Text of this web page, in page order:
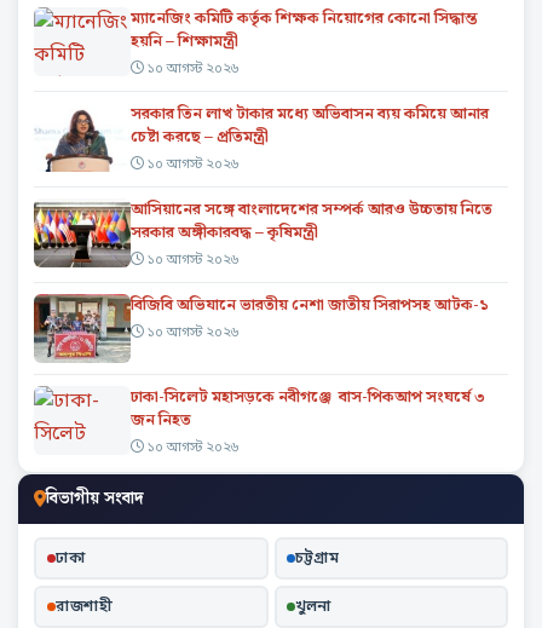
ম্যানেজিং কমিটি কর্তৃক শিক্ষক নিয়োগের কোনো সিদ্ধান্ত
হয়নি – শিক্ষামন্ত্রী
১০ আগস্ট ২০২৬
সরকার তিন লাখ টাকার মধ্যে অভিবাসন ব্যয় কমিয়ে আনার
চেষ্টা করছে – প্রতিমন্ত্রী
১০ আগস্ট ২০২৬
আসিয়ানের সঙ্গে বাংলাদেশের সম্পর্ক আরও উচ্চতায় নিতে
সরকার অঙ্গীকারবদ্ধ – কৃষিমন্ত্রী
১০ আগস্ট ২০২৬
বিজিবি অভিযানে ভারতীয় নেশা জাতীয় সিরাপসহ আটক-১
১০ আগস্ট ২০২৬
ঢাকা-সিলেট মহাসড়কে নবীগঞ্জে বাস-পিকআপ সংঘর্ষে ৩
জন নিহত
১০ আগস্ট ২০২৬
বিভাগীয় সংবাদ
ঢাকা চট্টগ্রাম
রাজশাহী খুলনা